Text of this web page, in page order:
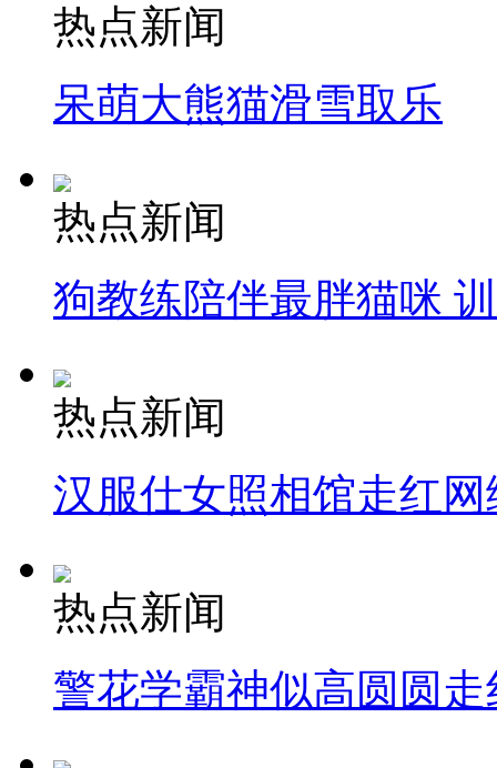
热点新闻
呆萌大熊猫滑雪取乐
热点新闻
狗教练陪伴最胖猫咪
热点新闻
汉服仕女照相馆走红网
热点新闻
警花学霸神似高圆圆走